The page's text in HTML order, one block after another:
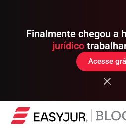
Finalmente chegou a
jurídico
Acesse